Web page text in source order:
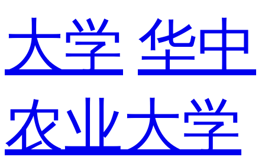
大学 华中
农业大学